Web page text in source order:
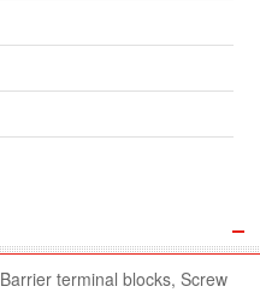
Barrier terminal blocks, Screw